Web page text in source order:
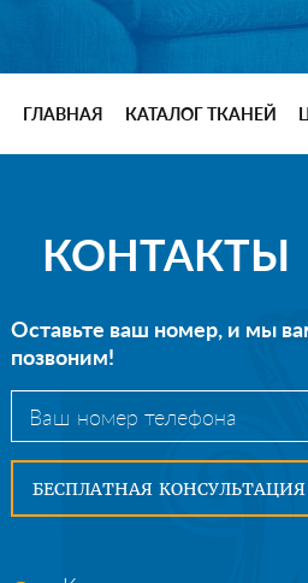
ГЛАВНАЯ КАТАЛОГ ТКАНЕЙ
КОНТАКТЫ
Оставьте ваш номер, и мы
позвоним!